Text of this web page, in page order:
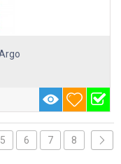
5 6 7 8